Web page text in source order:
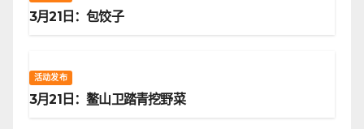
3月21日：包饺子
活动发布
3月21日：鳌山卫踏青挖野菜